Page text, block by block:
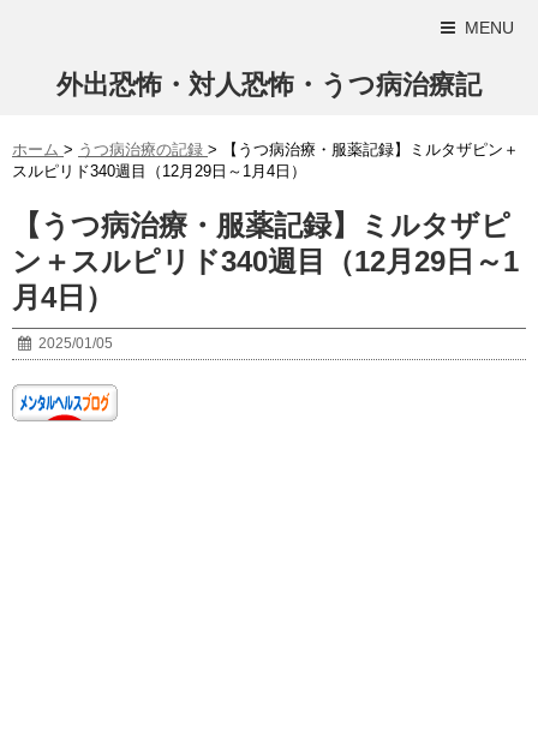
MENU
外出恐怖・対人恐怖・うつ病治療記
ホーム > うつ病治療の記録 >
【うつ病治療・服薬記録】ミルタザピン＋
スルピリド340週目（12月29日～1月4日）
【うつ病治療・服薬記録】ミルタザピ
ン＋スルピリド340週目（12月29日～1
月4日）
2025/01/05